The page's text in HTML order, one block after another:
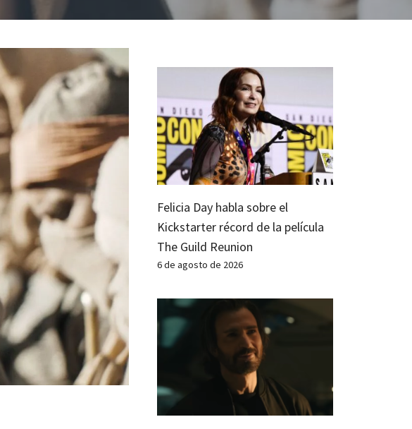
Felicia Day habla sobre el
Kickstarter récord de la película
The Guild Reunion
6 de agosto de 2026